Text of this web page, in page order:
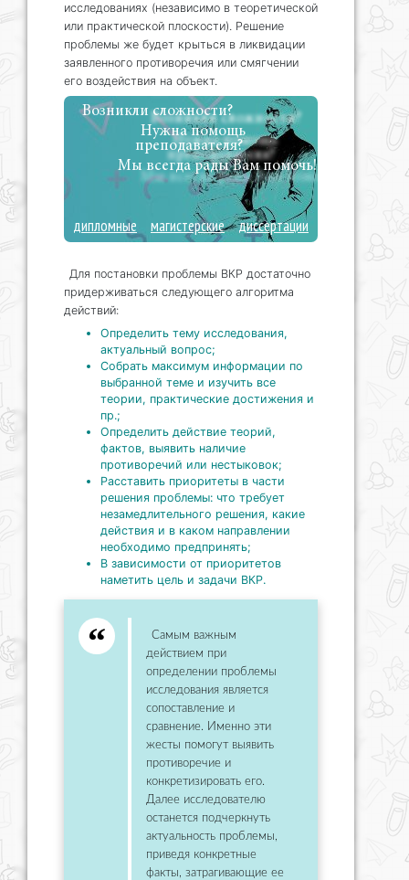
исследованиях (независимо в теоретической
или практической плоскости). Решение
проблемы же будет крыться в ликвидации
заявленного противоречия или смягчении
его воздействия на объект.
Возникли сложности?
Нужна помощь
преподавателя?
Мы всегда рады Вам помочь!
дипломные магистерские диссертации
Для постановки проблемы ВКР достаточно
придерживаться следующего алгоритма
действий:
Определить тему исследования,
актуальный вопрос;
Собрать максимум информации по
выбранной теме и изучить все
теории, практические достижения и
пр.;
Определить действие теорий,
фактов, выявить наличие
противоречий или нестыковок;
Расставить приоритеты в части
решения проблемы: что требует
незамедлительного решения, какие
действия и в каком направлении
необходимо предпринять;
В зависимости от приоритетов
наметить цель и задачи ВКР.
Самым важным
действием при
определении проблемы
исследования является
сопоставление и
сравнение. Именно эти
жесты помогут выявить
противоречие и
конкретизировать его.
Далее исследователю
останется подчеркнуть
актуальность проблемы,
приведя конкретные
факты, затрагивающие ее